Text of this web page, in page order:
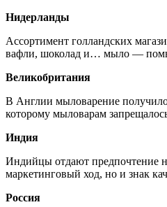
Нидерланды
Ассортимент голландских
вафли, шоколад и… мыло —
Великобритания
В Англии мыловарение
которому мыловарам
Индия
Индийцы отдают предпочтение
маркетинговый ход, но и знак
Россия